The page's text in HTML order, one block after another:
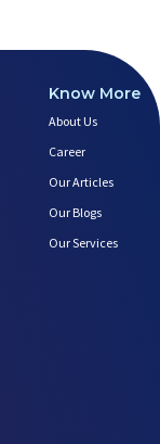
Know More
About Us
Career
Our Articles
Our Blogs
Our Services